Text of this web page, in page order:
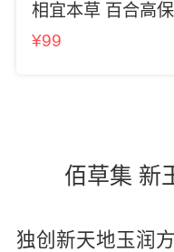
相宜本草 百合高
霜
¥99
佰草集 新
独创新天地玉润